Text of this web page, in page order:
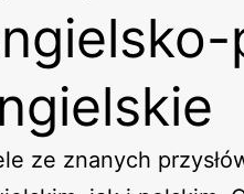
ze znanych